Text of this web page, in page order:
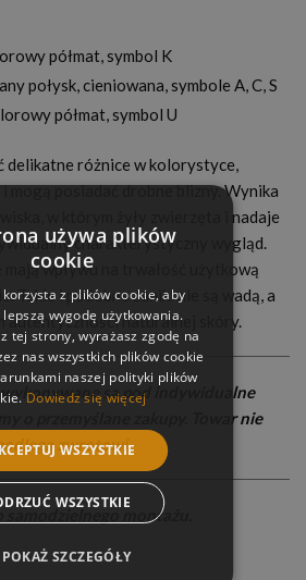
półmat, symbol K
połysk, cieniowana, symbole A, C, S
półmat, symbol U
delikatne różnice w kolorystyce,
posiadać drobne blizny. Wynika
w którym żyły zwierzęta i nadaje
charakterystyczny wygląd.
wpływu na trwałość użytkową
Takie i podobne zaniki nie są wadą, a
autentyczności naturalnej skóry.
są pod indywidualne
o przemyślane zakupy. Towar nie
zwrotowi.
samodzielnego montażu.
używa plików
cookie
z plików cookie, aby
wygodę użytkowania.
tej strony, wyrażasz zgodę na
nas wszystkich plików cookie
naszej polityki plików
Dowiedz się więcej
WSZYSTKIE
WSZYSTKIE
POKAŻ SZCZEGÓŁY